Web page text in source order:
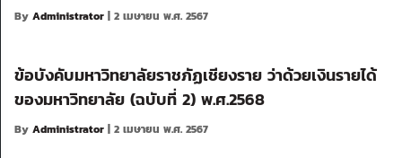
By Administrator | 2 เมษายน พ.ศ. 2567
ข้อบังคับมหาวิทยาลัยราชภัฏเชียงราย ว่าด้วยเงินรายได้
ของมหาวิทยาลัย (ฉบับที่ 2) พ.ศ.2568
By Administrator | 2 เมษายน พ.ศ. 2567